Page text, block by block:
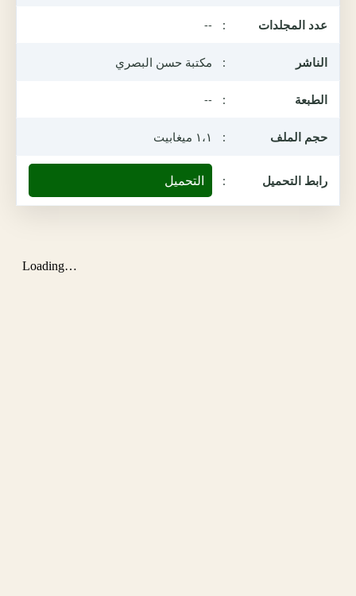
عدد المجلدات :
--
الناشر : مكتبة حسن البصري
الطبعة :
--
حجم الملف : ١،١ ميغابيت
رابط التحميل : التحميل